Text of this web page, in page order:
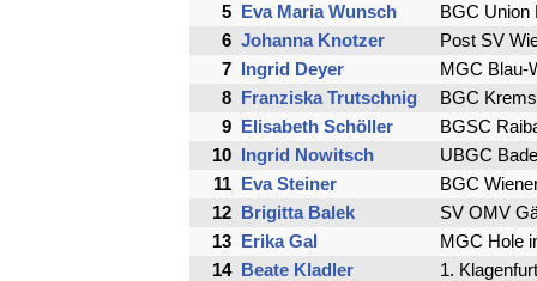
5 Eva Maria Wunsch
BGC Union
6 Johanna Knotzer
Post SV
7 Ingrid Deyer
MGC Blau-
8 Franziska Trutschnig
BGC
9 Elisabeth Schöller
BGSC
10 Ingrid Nowitsch
UBGC
11 Eva Steiner
BGC
12 Brigitta Balek
SV OMV
13 Erika Gal
MGC Hole
14 Beate Kladler
1.